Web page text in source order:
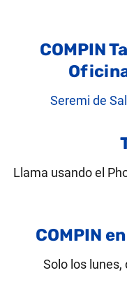
COMPIN
Seremi de
Llama usando el
COMPIN
Solo los lunes,